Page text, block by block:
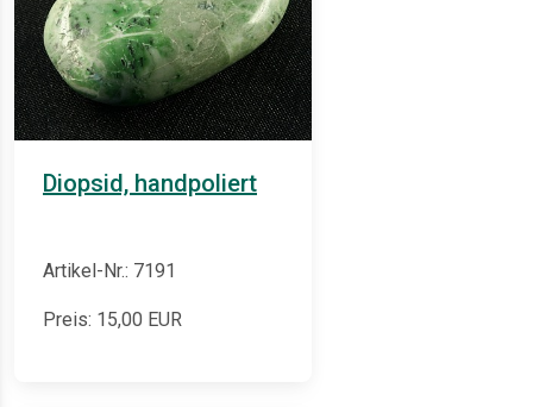
Diopsid, handpoliert
Artikel-Nr.: 7191
Preis: 15,00 EUR